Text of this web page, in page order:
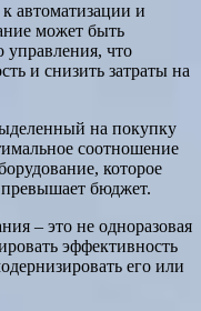
автоматизации и
может быть
управления, что
и снизить затраты на
на покупку
соотношение
которое
превышает бюджет.
– это не одноразовая
эффективность
его или